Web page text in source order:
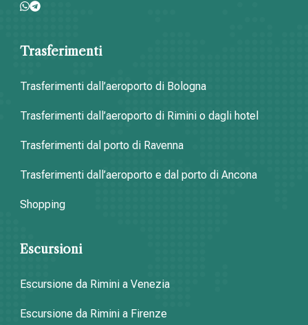
Trasferimenti
Trasferimenti dall’aeroporto di Bologna
Trasferimenti dall’aeroporto di Rimini o dagli hotel
Trasferimenti dal porto di Ravenna
Trasferimenti dall’aeroporto e dal porto di Ancona
Shopping
Escursioni
Escursione da Rimini a Venezia
Escursione da Rimini a Firenze